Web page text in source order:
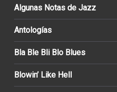
Algunas Notas de Jazz
Antologías
Bla Ble Bli Blo Blues
Blowin’ Like Hell